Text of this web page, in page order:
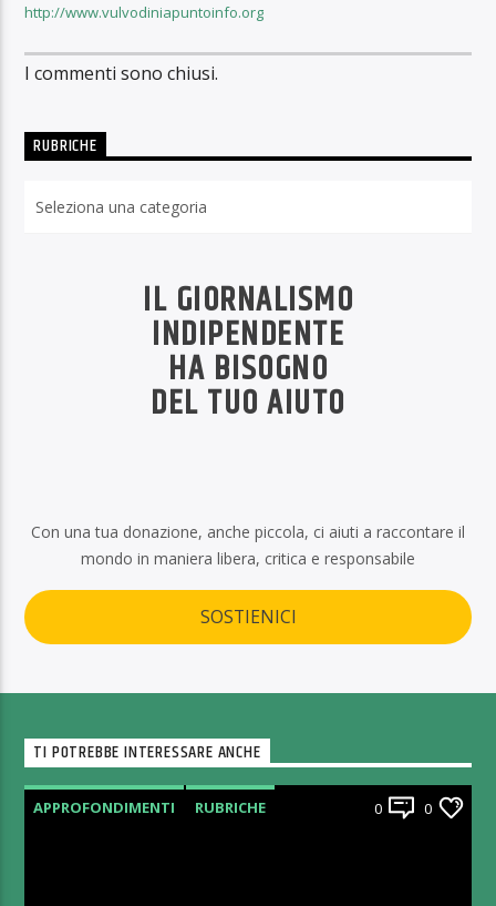
http://www.vulvodiniapuntoinfo.org
I commenti sono chiusi.
RUBRICHE
IL GIORNALISMO
INDIPENDENTE
HA BISOGNO
DEL TUO AIUTO
Con una tua donazione, anche piccola, ci aiuti a raccontare il
mondo in maniera libera, critica e responsabile
SOSTIENICI
TI POTREBBE INTERESSARE ANCHE
APPROFONDIMENTI RUBRICHE 0 0